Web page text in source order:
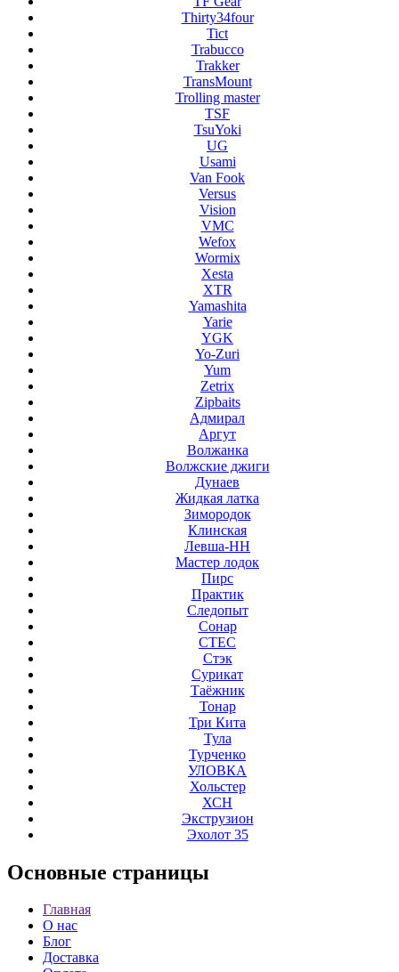
Thirty34four
Tict
Trabucco
Trakker
TransMount
Trolling master
TSF
TsuYoki
UG
Usami
Van Fook
Versus
Vision
VMC
Wefox
Wormix
Xesta
XTR
Yamashita
Yarie
YGK
Yo-Zuri
Yum
Zetrix
Zipbaits
Адмирал
Аргут
Волжанка
Волжские джиги
Дунаев
Жидкая латка
Зимородок
Клинская
Левша-НН
Мастер лодок
Пирс
Практик
Следопыт
Сонар
СТЕС
Стэк
Сурикат
Таёжник
Тонар
Три Кита
Тула
Турченко
УЛОВКА
Хольстер
ХСН
Экструзион
Эхолот 35
Основные страницы
Главная
О нас
Блог
Доставка